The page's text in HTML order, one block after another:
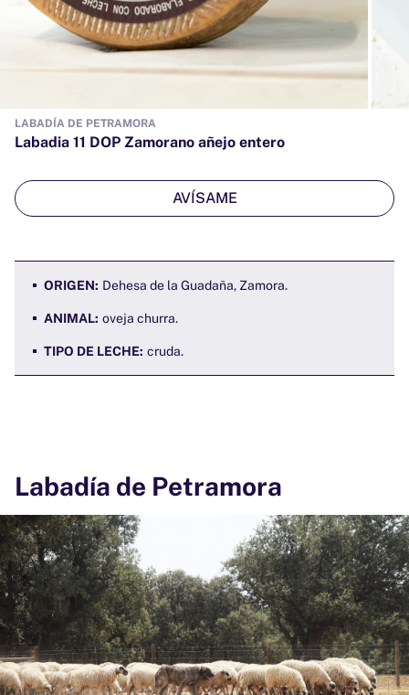
LABADÍA DE PETRAMORA
Labadia 11 DOP Zamorano añejo entero
AVÍSAME
ORIGEN: Dehesa de la Guadaña, Zamora.
ANIMAL: oveja churra.
TIPO DE LECHE: cruda.
Labadía de Petramora